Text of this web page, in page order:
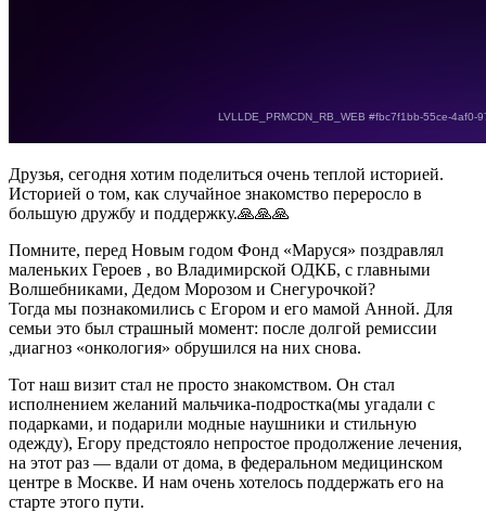
Друзья, сегодня хотим поделиться очень теплой историей.
Историей о том, как случайное знакомство переросло в
большую дружбу и поддержку.🙏🙏🙏
Помните, перед Новым годом Фонд «Маруся» поздравлял
маленьких Героев , во Владимирской ОДКБ, с главными
Волшебниками, Дедом Морозом и Снегурочкой?
Тогда мы познакомились с Егором и его мамой Анной. Для
семьи это был страшный момент: после долгой ремиссии
,диагноз «онкология» обрушился на них снова.
Тот наш визит стал не просто знакомством. Он стал
исполнением желаний мальчика-подростка(мы угадали с
подарками, и подарили модные наушники и стильную
одежду), Егору предстояло непростое продолжение лечения,
на этот раз — вдали от дома, в федеральном медицинском
центре в Москве. И нам очень хотелось поддержать его на
старте этого пути.